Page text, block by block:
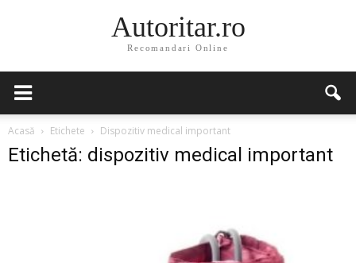
Autoritar.ro
Recomandari Online
Acasă Etichete Dispozitiv medical important
Etichetă: dispozitiv medical important